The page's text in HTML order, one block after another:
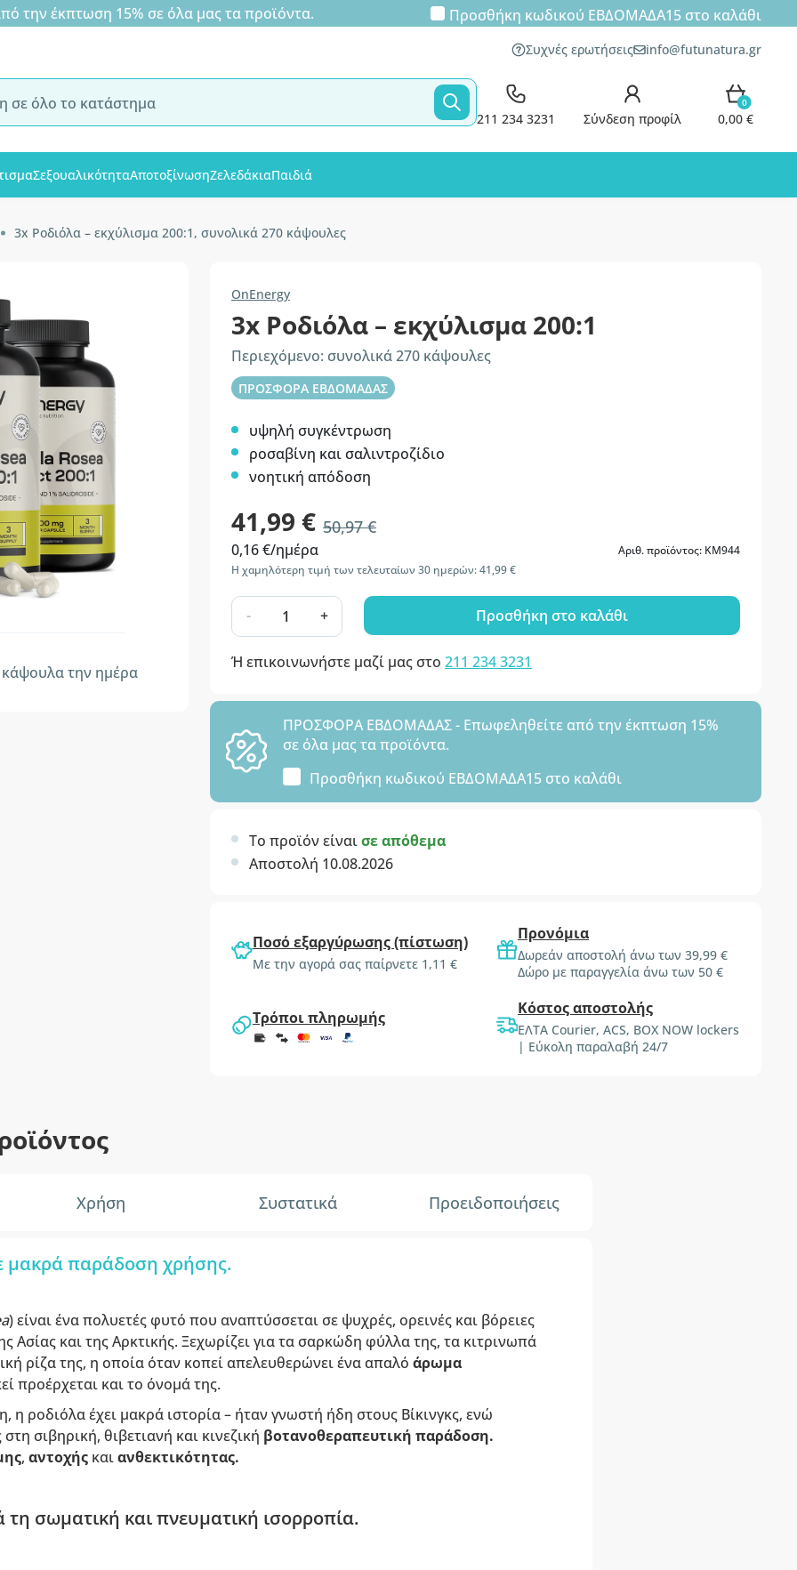
έκπτωση 15% σε όλα μας τα προϊόντα. Προσθήκη κωδικού ΕΒΔΟΜΑΔΑ15στο καλάθι
Συχνές ερωτήσεις info@futunatura.gr
211 234 3231 Σύνδεση προφίλ
0
0,00 €
ΣεξουαλικότηταΑποτοξίνωσηΖελεδάκιαΠαιδιά
3x Ροδιόλα – εκχύλισμα 200:1, συνολικά 270 κάψουλες
κάψουλα την ημέρα
OnEnergy
3x Ροδιόλα – εκχύλισμα 200:1
Περιεχόμενο: συνολικά 270 κάψουλες
ΠΡΟΣΦΟΡΑ ΕΒΔΟΜΑΔΑΣ
υψηλή συγκέντρωση
ροσαβίνη και σαλιντροζίδιο
νοητική απόδοση
41,99 € 50,97 €
0,16 €/ημέρα
Αριθ. προϊόντος: KM944
Η χαμηλότερη τιμή των τελευταίων 30 ημερών: 41,99 €
- + Προσθήκη στο καλάθι
Ή επικοινωνήστε μαζί μας στο 211 234 3231
ΠΡΟΣΦΟΡΑ ΕΒΔΟΜΑΔΑΣ - Επωφεληθείτε από την έκπτωση 15%
σε όλα μας τα προϊόντα.
Προσθήκη κωδικού ΕΒΔΟΜΑΔΑ15 στο καλάθι
Το προϊόν είναισε απόθεμα
Αποστολή 10.08.2026
Ποσό εξαργύρωσης (πίστωση)
Με την αγορά σας παίρνετε 1,11 €
Προνόμια
Δωρεάν αποστολή άνω των 39,99 €
Δώρο με παραγγελία άνω των 50 €
Τρόποι πληρωμής Κόστος αποστολής
ΕΛΤΑ Courier, ACS, BOX NOW lockers
| Εύκολη παραλαβή 24/7
Χρήση Συστατικά Προειδοποιήσεις
μακρά παράδοση χρήσης.
) είναι ένα πολυετές φυτό που αναπτύσσεται σε ψυχρές, ορεινές και βόρειες
Ασίας και της Αρκτικής. Ξεχωρίζει για τα σαρκώδη φύλλα της, τα κιτρινωπά
ρίζα της, η οποία όταν κοπεί απελευθερώνει ένα απαλό άρωμα
προέρχεται και το όνομά της.
η ροδιόλα έχει μακρά ιστορία – ήταν γνωστή ήδη στους Βίκινγκς, ενώ
σιβηρική, θιβετιανή και κινεζική βοτανοθεραπευτική παράδοση.
, αντοχήςκαιανθεκτικότητας.
τη σωματική και πνευματική ισορροπία.